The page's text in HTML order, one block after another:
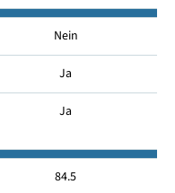
Nein
Ja
Ja
84.5